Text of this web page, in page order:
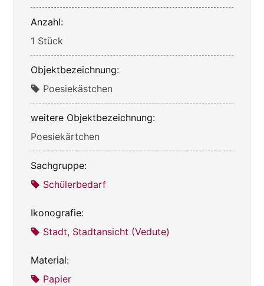
Anzahl:
1 Stück
Objektbezeichnung:
Poesiekästchen
weitere Objektbezeichnung:
Poesiekärtchen
Sachgruppe:
Schülerbedarf
Ikonografie:
Stadt, Stadtansicht (Vedute)
Material:
Papier